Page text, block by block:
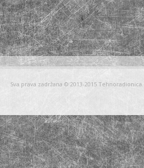
Sva prava zadržana © 2013-2015 Tehnoradionica.